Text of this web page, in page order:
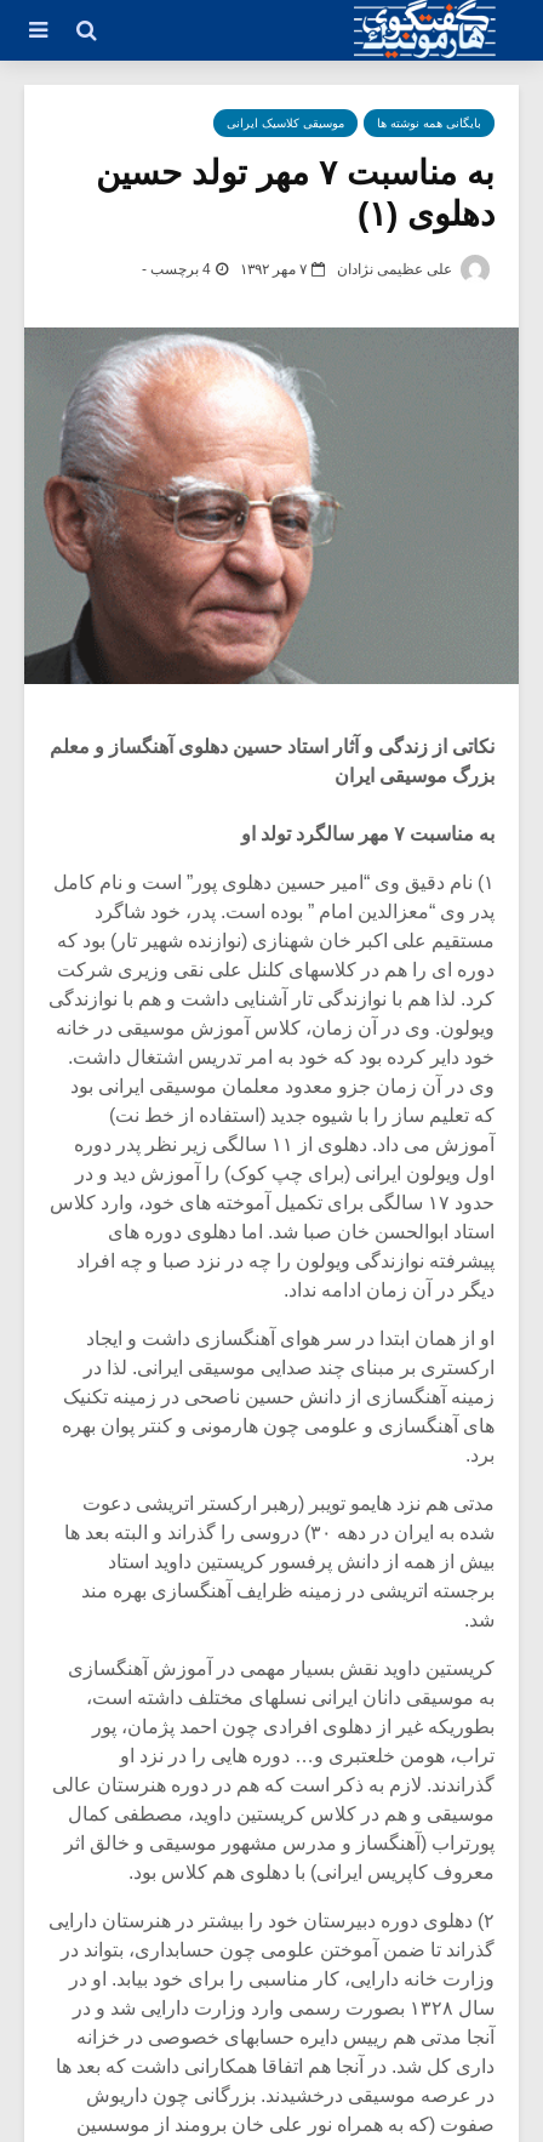
بایگانی همه نوشته ها موسیقی کلاسیک ایرانی
به مناسبت ۷ مهر تولد حسین
دهلوی (۱)
علی عظیمی نژادان ۷ مهر ۱۳۹۲ 4 برچسب -
نکاتی از زندگی و آثار استاد حسین دهلوی آهنگساز و معلم
بزرگ موسیقی ایران
به مناسبت ۷ مهر سالگرد تولد او
۱) نام دقیق وی “امیر حسین دهلوی پور” است و نام کامل
پدر وی “معزالدین امام ” بوده است. پدر، خود شاگرد
مستقیم علی اکبر خان شهنازی (نوازنده شهیر تار) بود که
دوره ای را هم در کلاسهای کلنل علی نقی وزیری شرکت
کرد. لذا هم با نوازندگی تار آشنایی داشت و هم با نوازندگی
ویولون. وی در آن زمان، کلاس آموزش موسیقی در خانه
خود دایر کرده بود که خود به امر تدریس اشتغال داشت.
وی در آن زمان جزو معدود معلمان موسیقی ایرانی بود
که تعلیم ساز را با شیوه جدید (استفاده از خط نت)
آموزش می داد. دهلوی از ۱۱ سالگی زیر نظر پدر دوره
اول ویولون ایرانی (برای چپ کوک) را آموزش دید و در
حدود ۱۷ سالگی برای تکمیل آموخته های خود، وارد کلاس
استاد ابوالحسن خان صبا شد. اما دهلوی دوره های
پیشرفته نوازندگی ویولون را چه در نزد صبا و چه افراد
دیگر در آن زمان ادامه نداد.
او از همان ابتدا در سر هوای آهنگسازی داشت و ایجاد
ارکستری بر مبنای چند صدایی موسیقی ایرانی. لذا در
زمینه آهنگسازی از دانش حسین ناصحی در زمینه تکنیک
های آهنگسازی و علومی چون هارمونی و کنتر پوان بهره
برد.
مدتی هم نزد هایمو تویبر (رهبر ارکستر اتریشی دعوت
شده به ایران در دهه ۳۰) دروسی را گذراند و البته بعد ها
بیش از همه از دانش پرفسور کریستین داوید استاد
برجسته اتریشی در زمینه ظرایف آهنگسازی بهره مند
شد.
کریستین داوید نقش بسیار مهمی در آموزش آهنگسازی
به موسیقی دانان ایرانی نسلهای مختلف داشته است،
بطوریکه غیر از دهلوی افرادی چون احمد پژمان، پور
تراب، هومن خلعتبری و… دوره هایی را در نزد او
گذراندند. لازم به ذکر است که هم در دوره هنرستان عالی
موسیقی و هم در کلاس کریستین داوید، مصطفی کمال
پورتراب (آهنگساز و مدرس مشهور موسیقی و خالق اثر
معروف کاپریس ایرانی) با دهلوی هم کلاس بود.
۲) دهلوی دوره دبیرستان خود را بیشتر در هنرستان دارایی
گذراند تا ضمن آموختن علومی چون حسابداری، بتواند در
وزارت خانه دارایی، کار مناسبی را برای خود بیابد. او در
سال ۱۳۲۸ بصورت رسمی وارد وزارت دارایی شد و در
آنجا مدتی هم رییس دایره حسابهای خصوصی در خزانه
داری کل شد. در آنجا هم اتفاقا همکارانی داشت که بعد ها
در عرصه موسیقی درخشیدند. بزرگانی چون داریوش
صفوت (که به همراه نور علی خان برومند از موسسین
یادداشتی بر موسیقی
متن فیلم «متری
اگر نمی توانی
مشهورترین باشی،
بدنام ترین باش